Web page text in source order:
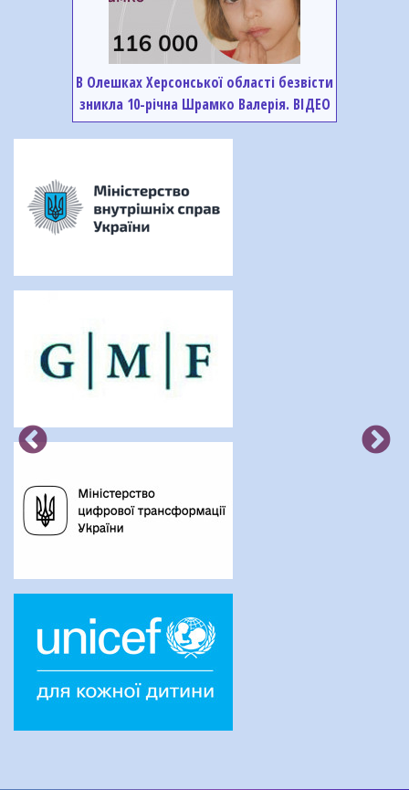
В Олешках Херсонської області безвісти
зникла 10-річна Шрамко Валерія. ВІДЕО